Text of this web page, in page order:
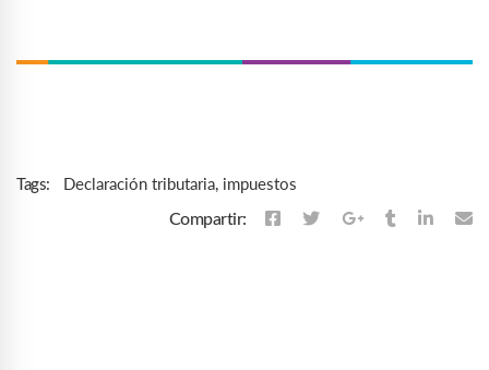
Tags: Declaración tributaria, impuestos
Compartir: